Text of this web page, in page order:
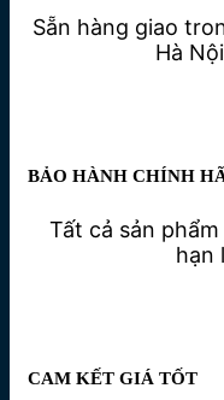
Sẵn hàng giao
Hà
BẢO HÀNH CHÍNH
Tất cả sản
hạn
CAM KẾT GIÁ TỐT